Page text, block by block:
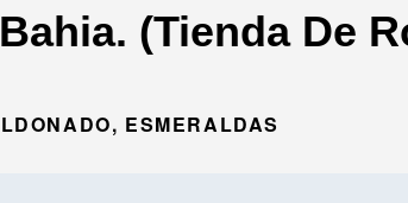
(Tienda De
ESMERALDAS